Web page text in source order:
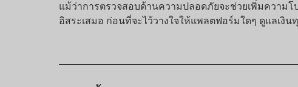
แม้ว่าการตรวจสอบด้านความปลอดภัยจะช่วยเพิ่มความ
อิสระเสมอ ก่อนที่จะไว้วางใจให้แพลตฟอร์มใดๆ ดูแลเงิน